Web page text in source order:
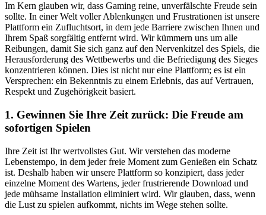
Im Kern glauben wir, dass Gaming reine, unverfälschte Freude sein
sollte. In einer Welt voller Ablenkungen und Frustrationen ist unsere
Plattform ein Zufluchtsort, in dem jede Barriere zwischen Ihnen und
Ihrem Spaß sorgfältig entfernt wird. Wir kümmern uns um alle
Reibungen, damit Sie sich ganz auf den Nervenkitzel des Spiels, die
Herausforderung des Wettbewerbs und die Befriedigung des Sieges
konzentrieren können. Dies ist nicht nur eine Plattform; es ist ein
Versprechen: ein Bekenntnis zu einem Erlebnis, das auf Vertrauen,
Respekt und Zugehörigkeit basiert.
1. Gewinnen Sie Ihre Zeit zurück: Die Freude am
sofortigen Spielen
Ihre Zeit ist Ihr wertvollstes Gut. Wir verstehen das moderne
Lebenstempo, in dem jeder freie Moment zum Genießen ein Schatz
ist. Deshalb haben wir unsere Plattform so konzipiert, dass jeder
einzelne Moment des Wartens, jeder frustrierende Download und
jede mühsame Installation eliminiert wird. Wir glauben, dass, wenn
die Lust zu spielen aufkommt, nichts im Wege stehen sollte.